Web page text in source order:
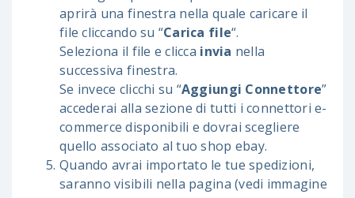
aprirà una finestra nella quale caricare il
file cliccando su “Carica file“.
Seleziona il file e clicca invia nella
successiva finestra.
Se invece clicchi su “Aggiungi Connettore”
accederai alla sezione di tutti i connettori e-
commerce disponibili e dovrai scegliere
quello associato al tuo shop ebay.
Quando avrai importato le tue spedizioni,
saranno visibili nella pagina (vedi immagine